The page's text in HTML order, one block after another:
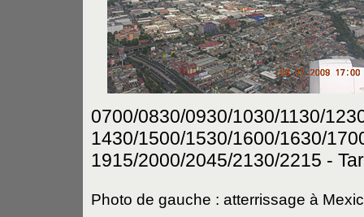
0700/0830/0930/1030/1130/
1430/1500/1530/1600/1630/
1915/2000/2045/2130/2215 -
Photo de gauche : atterrissage à